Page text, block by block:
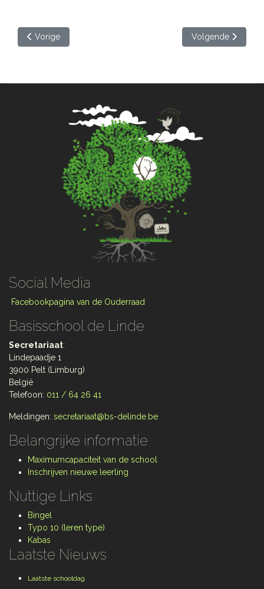
Vorig artikel: Leerlingen 6de leerjaar maken GSM-houder in
Vorige Volgende artikel:
Volgende
Social Media
Facebookpagina van de Ouderraad
Basisschool de Linde
Secretariaat:
Lindepaadje 1
3900 Pelt (Limburg)
België
Telefoon: 011 / 64 26 41
Meldingen: secretariaat@bs-delinde.be
Belangrijke informatie
Maximumcapaciteit van de school
Inschrijven nieuwe leerling
Nuttige Links
Bingel
Typo 10 (leren type)
Kabas
Laatste Nieuws
Laatste schooldag